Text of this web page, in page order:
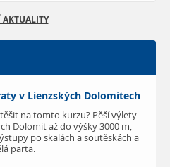
AKTUALITY
v Lienzských Dolomitech
na tomto kurzu? Pěší výlety
Dolomit až do výšky 3000 m,
po skalách a soutěskách a
parta.